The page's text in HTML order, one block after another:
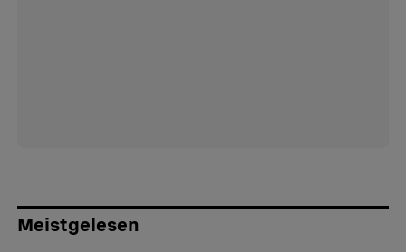
Meistgelesen